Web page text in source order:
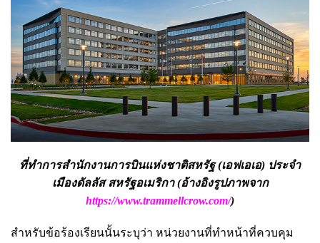
ที่ทำการสำนักงานการบินแห่งชาติสหรัฐ (เอฟเอเอ) ประจำ
เมืองดัลลัส สหรัฐอเมริกา (อ้างอิงรูปภาพจาก
https://www.trammellcrow.com/)
สำหรับข้อร้องเรียนนั้นระบุว่า หน่วยงานที่ทำหน้าที่ควบคุม